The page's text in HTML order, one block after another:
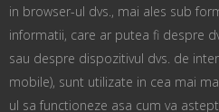
in browser-ul dvs., mai ales sub
informatii, care ar putea fi despre
sau despre dispozitivul dvs. de
mobile), sunt utilizate in cea mai
ul sa functioneze asa cum va